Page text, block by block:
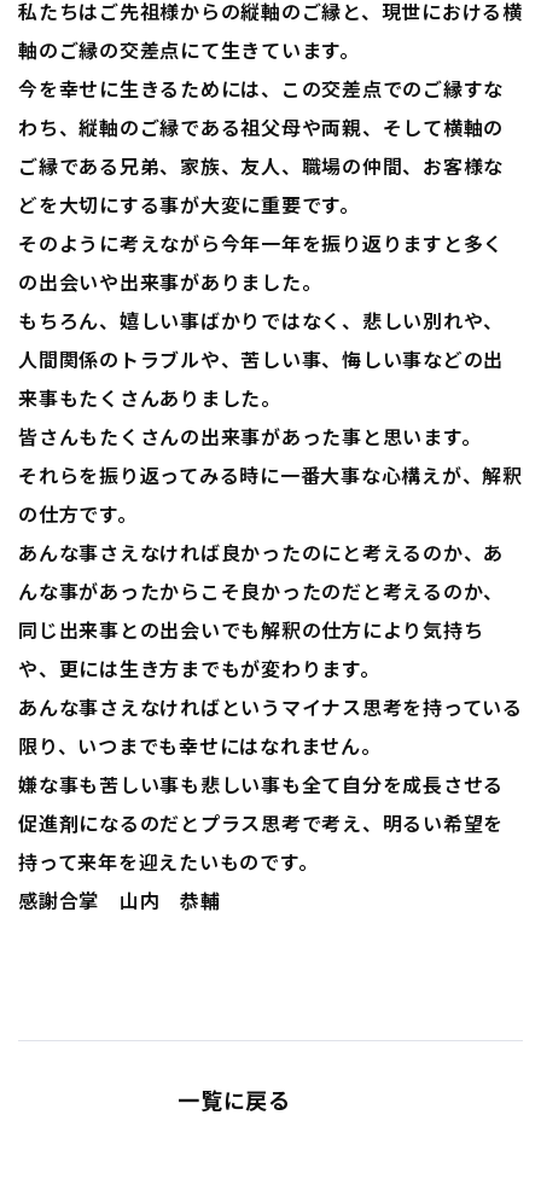
私たちはご先祖様からの縦軸のご縁と、現世における横
軸のご縁の交差点にて生きています。
今を幸せに生きるためには、この交差点でのご縁すな
わち、縦軸のご縁である祖父母や両親、そして横軸の
ご縁である兄弟、家族、友人、職場の仲間、お客様な
どを大切にする事が大変に重要です。
そのように考えながら今年一年を振り返りますと多く
の出会いや出来事がありました。
もちろん、嬉しい事ばかりではなく、悲しい別れや、
人間関係のトラブルや、苦しい事、悔しい事などの出
来事もたくさんありました。
皆さんもたくさんの出来事があった事と思います。
それらを振り返ってみる時に一番大事な心構えが、解釈
の仕方です。
あんな事さえなければ良かったのにと考えるのか、あ
んな事があったからこそ良かったのだと考えるのか、
同じ出来事との出会いでも解釈の仕方により気持ち
や、更には生き方までもが変わります。
あんな事さえなければというマイナス思考を持っている
限り、いつまでも幸せにはなれません。
嫌な事も苦しい事も悲しい事も全て自分を成長させる
促進剤になるのだとプラス思考で考え、明るい希望を
持って来年を迎えたいものです。
感謝合掌 山内 恭輔
一覧に戻る